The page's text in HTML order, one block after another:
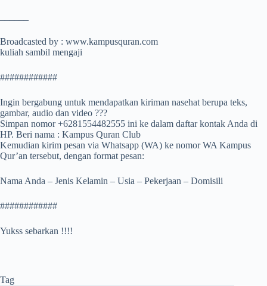
Broadcasted by : www.kampusquran.com
kuliah sambil mengaji
############
Ingin bergabung untuk mendapatkan kiriman nasehat berupa teks,
gambar, audio dan video ???
Simpan nomor +6281554482555 ini ke dalam daftar kontak Anda di
HP. Beri nama : Kampus Quran Club
Kemudian kirim pesan via Whatsapp (WA) ke nomor WA Kampus
Qur’an tersebut, dengan format pesan:
Nama Anda – Jenis Kelamin – Usia – Pekerjaan – Domisili
############
Yukss sebarkan !!!!
Tag